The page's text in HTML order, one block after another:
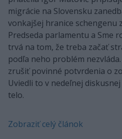
migrácie na Slovensku
vonkajšej hranice schengenu
Predseda parlamentu a Sme
trvá na tom, že treba začať
podľa neho problém
zrušiť povinné potvrdenia o
Uviedli to v nedeľnej
telo.
Zobraziť celý článok